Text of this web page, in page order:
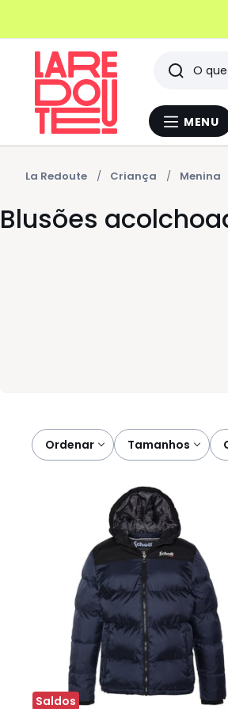
Menu
MENU
Pesquisar
La Redoute Criança Menina
Blusões
Ordenar tamanhos
Saldos